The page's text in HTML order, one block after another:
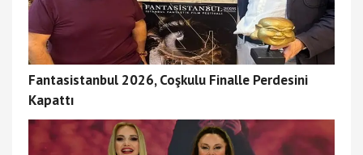
Fantasistanbul 2026, Coşkulu Finalle Perdesini
Kapattı